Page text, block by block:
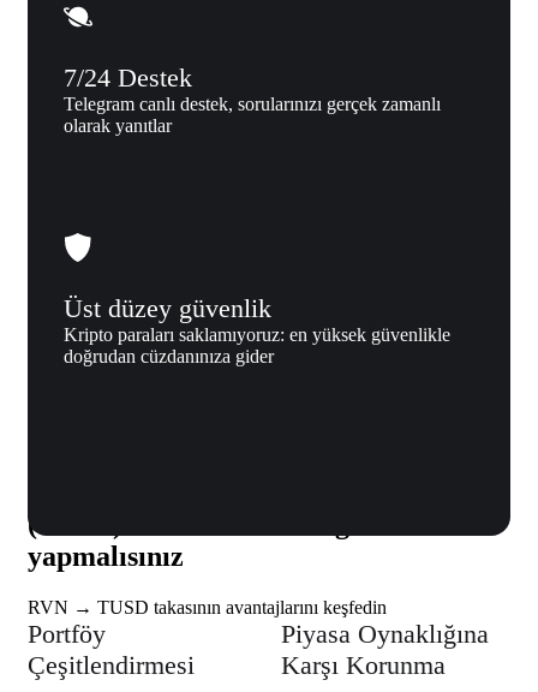
7/24 Destek
Telegram canlı destek, sorularınızı gerçek zamanlı
olarak yanıtlar
Üst düzey güvenlik
Kripto paraları saklamıyoruz: en yüksek güvenlikle
doğrudan cüzdanınıza gider
(TUSD) takasını neden Xgram ile
yapmalısınız
RVN → TUSD takasının avantajlarını keşfedin
Portföy
Çeşitlendirmesi
Piyasa Oynaklığına
Karşı Korunma